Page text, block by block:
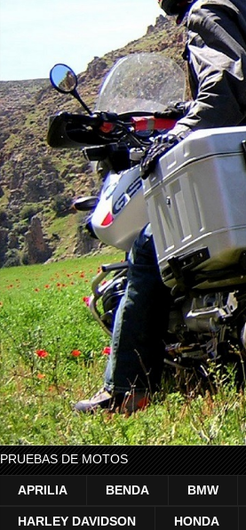
PRUEBAS DE MOTOS
APRILIA BENDA BMW
HARLEY DAVIDSON HONDA